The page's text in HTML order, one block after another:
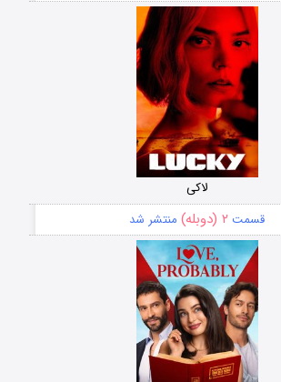
لاکی
قسمت ۲ (دوبله) منتشر شد